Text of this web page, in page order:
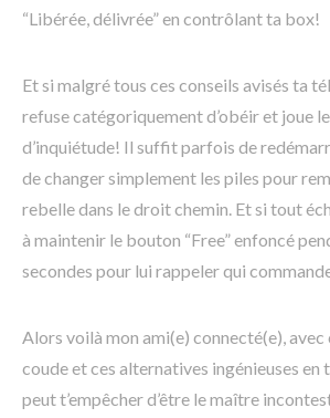
“Libérée, délivrée” en contrôlant ta box!
Et si malgré tous ces conseils avisés ta
refuse catégoriquement d’obéir et joue
d’inquiétude! Il suffit parfois de
de changer simplement les piles pour
rebelle dans le droit chemin. Et si tout
à maintenir le bouton “Free” enfoncé
secondes pour lui rappeler qui
Alors voilà mon ami(e) connecté(e), avec
coude et ces alternatives ingénieuses en
peut t’empêcher d’être le maître